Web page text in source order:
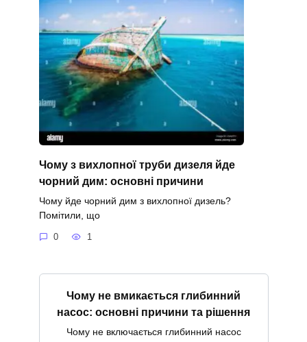
Чому з вихлопної труби дизеля йде
чорний дим: основні причини
Чому йде чорний дим з вихлопної дизель?
Помітили, що
0 1
Чому не вмикається глибинний
насос: основні причини та рішення
Чому не включається глибинний насос